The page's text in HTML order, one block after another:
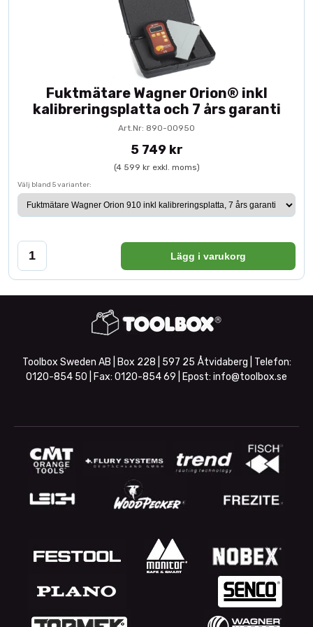
Fuktmätare Wagner Orion® inkl
kalibreringsplatta och 7 års garanti
Art.Nr: 890-00950
5 749 kr
(4 599 kr exkl. moms)
Välj bland 5 varianter:
Lägg i varukorg
Toolbox Sweden AB | Box 228 | 597 25 Åtvidaberg | Telefon:
0120-854 50 | Fax: 0120-854 69 | Epost: info@toolbox.se